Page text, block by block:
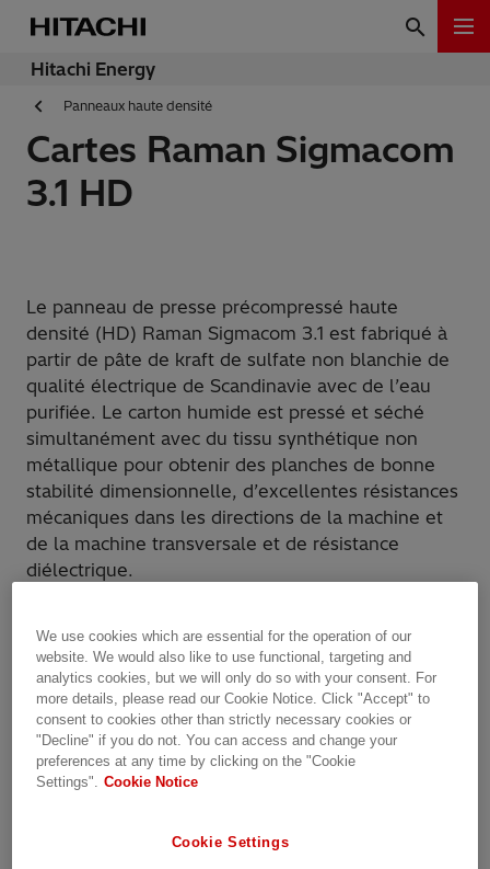
Hitachi Energy
Panneaux haute densité
Cartes Raman Sigmacom
3.1 HD
Le panneau de presse précompressé haute
densité (HD) Raman Sigmacom 3.1 est fabriqué à
partir de pâte de kraft de sulfate non blanchie de
qualité électrique de Scandinavie avec de l’eau
purifiée. Le carton humide est pressé et séché
simultanément avec du tissu synthétique non
métallique pour obtenir des planches de bonne
stabilité dimensionnelle, d’excellentes résistances
mécaniques dans les directions de la machine et
de la machine transversale et de résistance
diélectrique.
isolant de base dans l’alimentation, la distribution
et les autotransformateurs et pour la fabrication
de divers composants tels que les bandes, les
entretoises, les cylindres, les rondelles et les
blocs.
Pourquoi Hitachi Énergie?
Gamme complète de produits d’isolation pour
We use cookies which are essential for the operation of our
website. We would also like to use functional, targeting and
analytics cookies, but we will only do so with your consent. For
more details, please read our Cookie Notice. Click "Accept" to
consent to cookies other than strictly necessary cookies or
"Decline" if you do not. You can access and change your
preferences at any time by clicking on the "Cookie
Settings".
Cookie Notice
Cookie Settings